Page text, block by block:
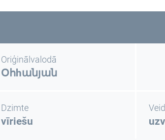
Oriģinālvalodā
Օհhանյան
Dzimte
vīriešu